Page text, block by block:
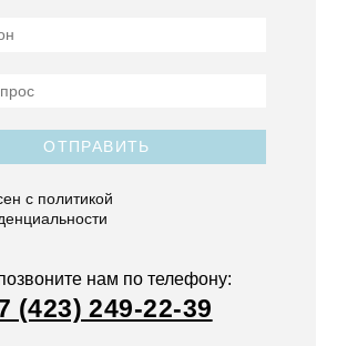
ОТПРАВИТЬ
с политикой
нам по телефону:
(423) 249-22-39